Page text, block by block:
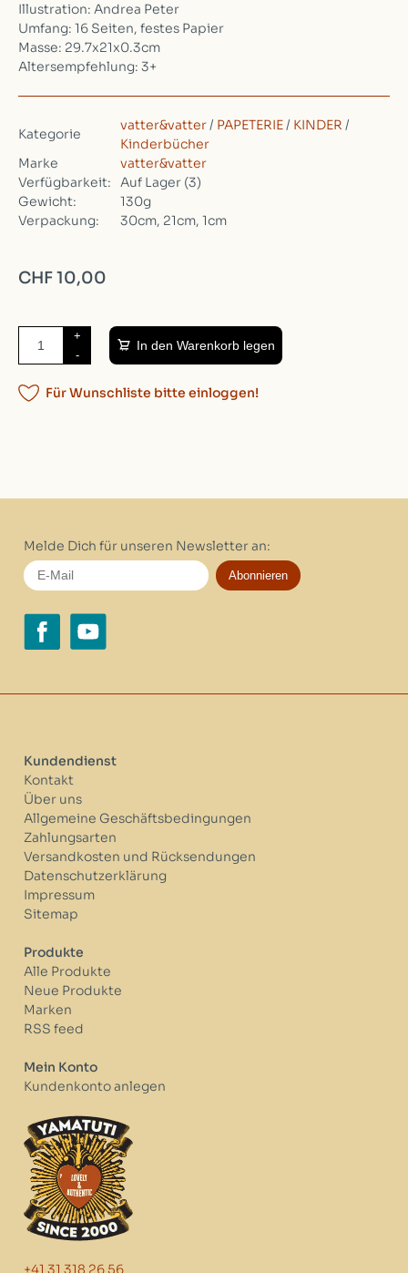
Illustration: Andrea Peter
Umfang: 16 Seiten, festes Papier
Masse: 29.7x21x0.3cm
Altersempfehlung: 3+
Kategorie
vatter&vatter/ PAPETERIE/ KINDER /
Kinderbücher
Marke
vatter&vatter
Verfügbarkeit:
Auf Lager (3)
Gewicht:
130g
Verpackung:
30cm, 21cm, 1cm
CHF 10,00
+
-
In den Warenkorb legen
Für Wunschliste bitte einloggen!
Melde Dich für unseren Newsletter an:
Abonnieren
Kundendienst
Kontakt
Über uns
Allgemeine Geschäftsbedingungen
Zahlungsarten
Versandkosten und Rücksendungen
Datenschutzerklärung
Impressum
Sitemap
Produkte
Alle Produkte
Neue Produkte
Marken
RSS feed
Mein Konto
Kundenkonto anlegen
+41 31 318 26 56